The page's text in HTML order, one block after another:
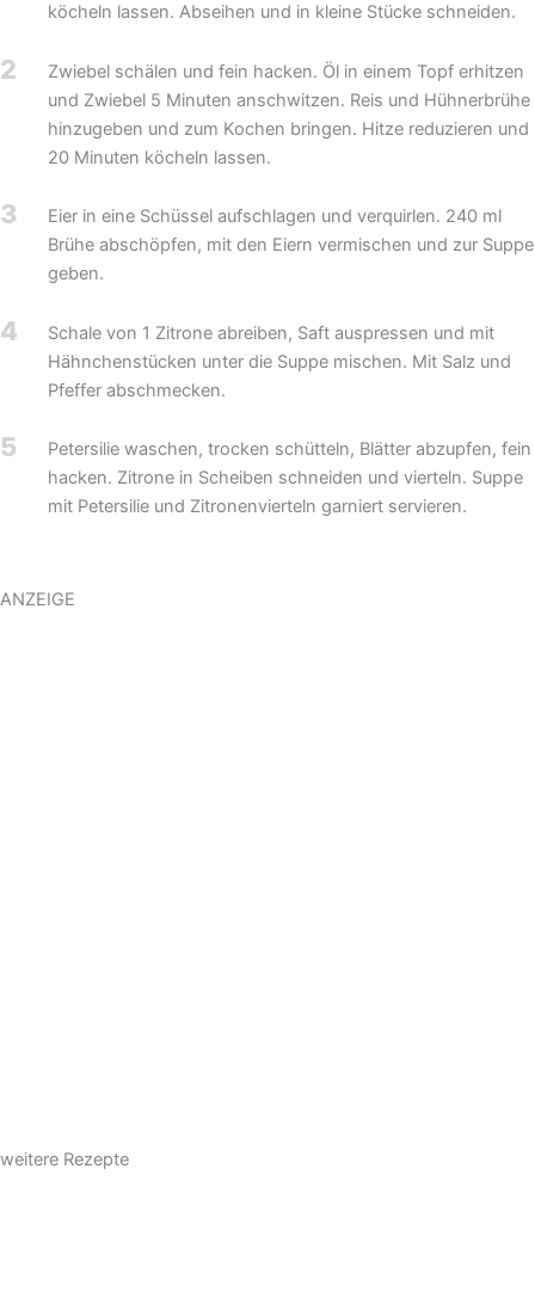
köcheln lassen. Abseihen und in kleine Stücke schneiden.
2
Zwiebel schälen und fein hacken. Öl in einem Topf erhitzen
und Zwiebel 5 Minuten anschwitzen. Reis und Hühnerbrühe
hinzugeben und zum Kochen bringen. Hitze reduzieren und
20 Minuten köcheln lassen.
3
Eier in eine Schüssel aufschlagen und verquirlen. 240 ml
Brühe abschöpfen, mit den Eiern vermischen und zur Suppe
geben.
4
Schale von 1 Zitrone abreiben, Saft auspressen und mit
Hähnchenstücken unter die Suppe mischen. Mit Salz und
Pfeffer abschmecken.
5
Petersilie waschen, trocken schütteln, Blätter abzupfen, fein
hacken. Zitrone in Scheiben schneiden und vierteln. Suppe
mit Petersilie und Zitronenvierteln garniert servieren.
ANZEIGE
weitere Rezepte